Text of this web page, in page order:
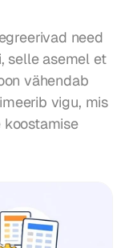
need
selle asemel et
vähendab
vigu, mis